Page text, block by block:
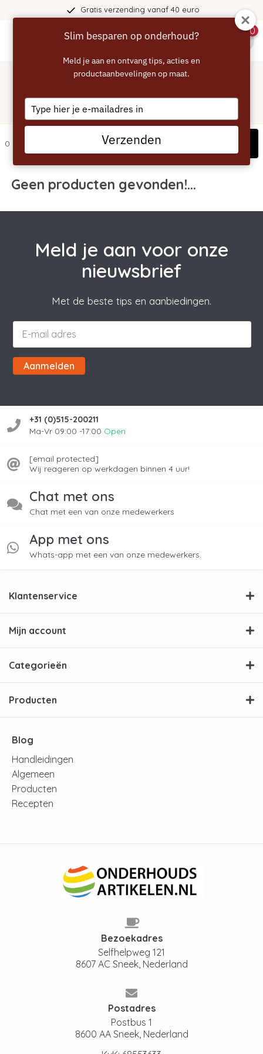
Gratis verzending vanaf 40 euro
0
/aanbieding
aanbieding
0 artikelen
Geen producten gevonden!...
Meld je aan voor onze
nieuwsbrief
Met de beste tips en aanbiedingen.
Aanmelden
+31 (0)515-200211
Ma-Vr 09:00 -17:00 Open
[email protected]
Wij reageren op werkdagen binnen 4 uur!
Chat met ons
Chat met een van onze medewerkers
App met ons
Whats-app met een van onze medewerkers.
Klantenservice
Mijn account
Categorieën
Producten
Blog
Handleidingen
Algemeen
Producten
Recepten
Bezoekadres
Selfhelpweg 121
8607 AC Sneek, Nederland
Postadres
Postbus 1
8600 AA Sneek, Nederland
Slim besparen op onderhoud?
Meld je aan en ontvang tips, acties en
productaanbevelingen op maat.
Type
your
email
Verzenden